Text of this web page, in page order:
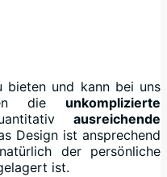
bieten und kann bei uns
die unkomplizierte
ausreichende
Design ist ansprechend
der persönliche
ist.